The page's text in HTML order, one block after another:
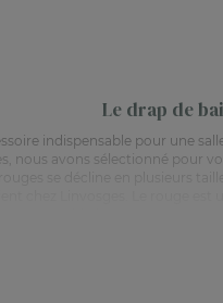
Le drap de
indispensable pour une
nous avons sélectionné pour
produits. Tous nos draps de